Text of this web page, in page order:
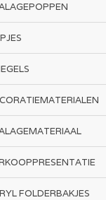
FOLDERBAKJES